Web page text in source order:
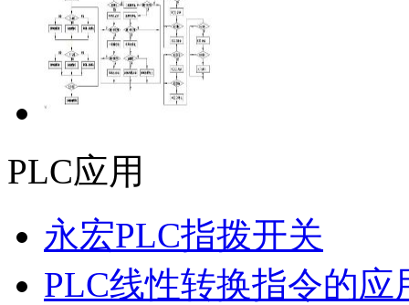
PLC应用
永宏PLC指拨开关
PLC线性转换指令的应